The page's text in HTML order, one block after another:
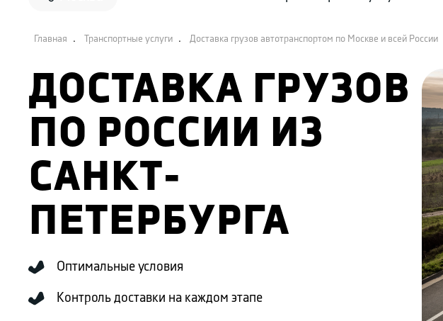
Главная . Транспортные услуги . Доставка грузов автотранспортом по Москве и всей России
ДОСТАВКА ГРУЗОВ
ПО РОССИИ ИЗ
САНКТ-
ПЕТЕРБУРГА
Оптимальные условия
Контроль доставки на каждом этапе